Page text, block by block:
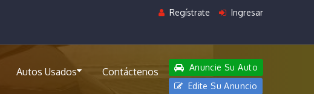
Regístrate Ingresar
Autos Usados Contáctenos
Anuncie Su Auto
Edite Su Anuncio